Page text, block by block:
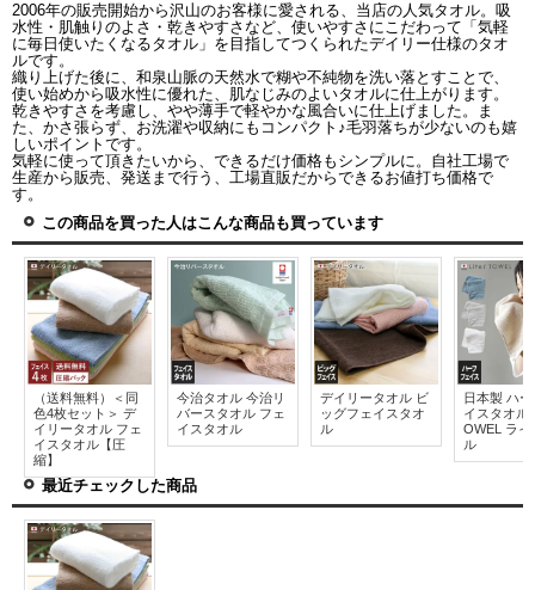
2006年の販売開始から沢山のお客様に愛される、当店の人気タオル。吸
水性・肌触りのよさ・乾きやすさなど、使いやすさにこだわって「気軽
に毎日使いたくなるタオル」を目指してつくられたデイリー仕様のタオ
ルです。
織り上げた後に、和泉山脈の天然水で糊や不純物を洗い落とすことで、
使い始めから吸水性に優れた、肌なじみのよいタオルに仕上がります。
乾きやすさを考慮し、やや薄手で軽やかな風合いに仕上げました。ま
た、かさ張らず、お洗濯や収納にもコンパクト♪毛羽落ちが少ないのも嬉
しいポイントです。
気軽に使って頂きたいから、できるだけ価格もシンプルに。自社工場で
生産から販売、発送まで行う、工場直販だからできるお値打ち価格で
す。
この商品を買った人はこんな商品も買っています
（送料無料）＜同
色4枚セット＞ デ
イリータオル フェ
イスタオル【圧
縮】
今治タオル 今治リ
バースタオル フェ
イスタオル
デイリータオル ビ
ッグフェイスタオ
ル
日本製 ハ
イスタオル
OWEL ライ
ル
最近チェックした商品